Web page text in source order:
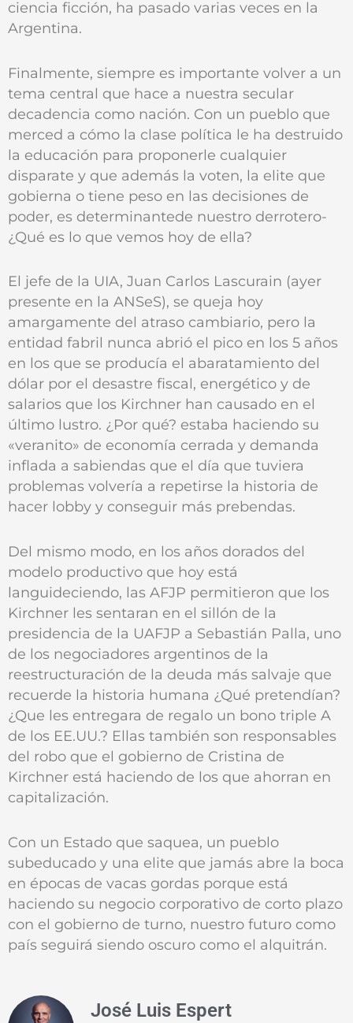
ciencia ficción, ha pasado varias veces en la
Argentina.
Finalmente, siempre es importante volver a un
tema central que hace a nuestra secular
decadencia como nación. Con un pueblo que
merced a cómo la clase política le ha destruido
la educación para proponerle cualquier
disparate y que además la voten, la elite que
gobierna o tiene peso en las decisiones de
poder, es determinantede nuestro derrotero-
¿Qué es lo que vemos hoy de ella?
El jefe de la UIA, Juan Carlos Lascurain (ayer
presente en la ANSeS), se queja hoy
amargamente del atraso cambiario, pero la
entidad fabril nunca abrió el pico en los 5 años
en los que se producía el abaratamiento del
dólar por el desastre fiscal, energético y de
salarios que los Kirchner han causado en el
último lustro. ¿Por qué? estaba haciendo su
«veranito» de economía cerrada y demanda
inflada a sabiendas que el día que tuviera
problemas volvería a repetirse la historia de
hacer lobby y conseguir más prebendas.
Del mismo modo, en los años dorados del
modelo productivo que hoy está
languideciendo, las AFJP permitieron que los
Kirchner les sentaran en el sillón de la
presidencia de la UAFJP a Sebastián Palla, uno
de los negociadores argentinos de la
reestructuración de la deuda más salvaje que
recuerde la historia humana ¿Qué pretendían?
¿Que les entregara de regalo un bono triple A
de los EE.UU.? Ellas también son responsables
del robo que el gobierno de Cristina de
Kirchner está haciendo de los que ahorran en
capitalización.
Con un Estado que saquea, un pueblo
subeducado y una elite que jamás abre la boca
en épocas de vacas gordas porque está
haciendo su negocio corporativo de corto plazo
con el gobierno de turno, nuestro futuro como
país seguirá siendo oscuro como el alquitrán.
José Luis Espert